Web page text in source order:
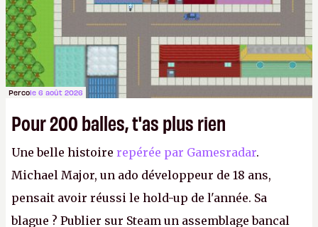
Percole 6 août 2026
Pour 200 balles, t'as plus rien
Une belle histoire repérée par Gamesradar.
Michael Major, un ado développeur de 18 ans,
pensait avoir réussi le hold-up de l'année. Sa
blague ? Publier sur Steam un assemblage bancal